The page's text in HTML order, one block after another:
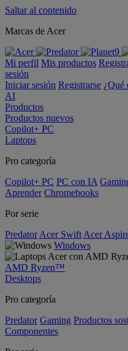
Saltar al contenido
Marcas de Acer
Mi perfil Mis productos
sesión
Iniciar sesión Registrarse ¿Qué
AI
Productos
Productos nuevos
Copilot+ PC
Laptops
Pro categoría
Copilot+ PC PC con IA
Aprender Chromebooks
Por serie
Predator Acer Swift Acer
Windows
AMD Ryzen™
Desktops
Pro categoría
Predator Gaming Productos
Componentes